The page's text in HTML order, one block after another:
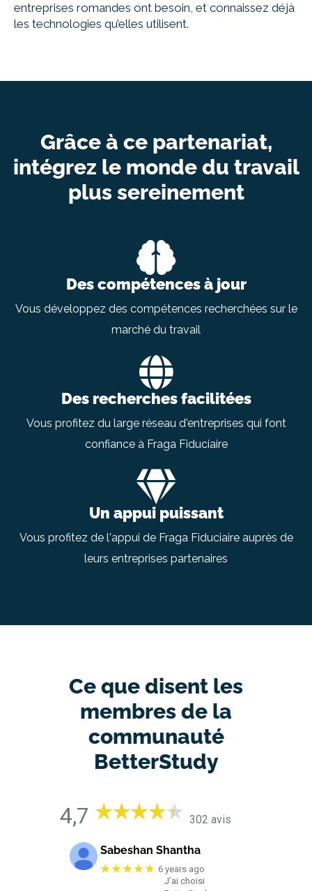
entreprises romandes ont besoin, et connaissez déjà
les technologies qu’elles utilisent.
Grâce à ce partenariat,
intégrez le monde du travail
plus sereinement
Des compétences à jour
Vous développez des compétences recherchées sur le
marché du travail
Des recherches facilitées
Vous profitez du large réseau d'entreprises qui font
confiance à Fraga Fiduciaire
Un appui puissant
Vous profitez de l'appui de Fraga Fiduciaire auprès de
leurs entreprises partenaires
Ce que disent les
membres de la
communauté
BetterStudy
4,7 302 avis
Sabeshan Shantha
★★★★★ 6 years ago
J’ai choisi